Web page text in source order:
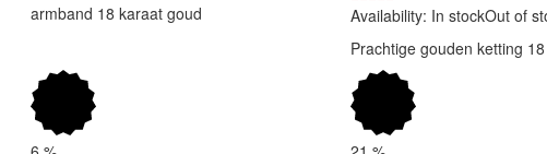
armband 18 karaat goud
was:
is:
Availability: In stockOut of
Prachtige gouden ketting